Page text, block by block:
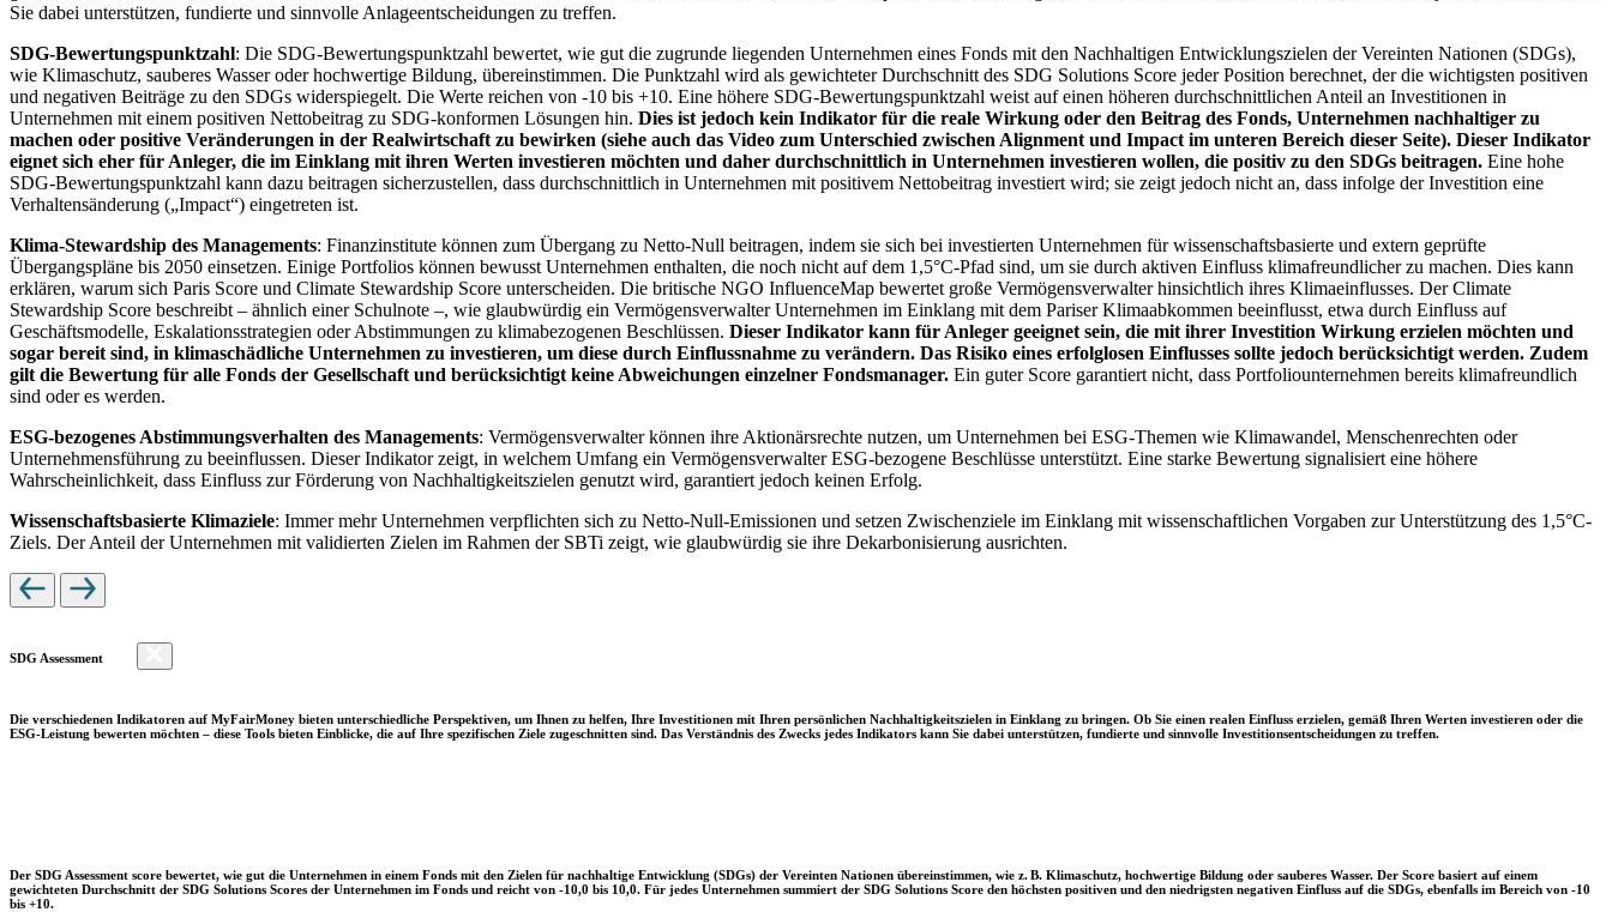
Sie dabei unterstützen, fundierte und sinnvolle Anlageentscheidungen zu treffen.
SDG-Bewertungspunktzahl: Die SDG-Bewertungspunktzahl bewertet, wie gut die zugrunde liegenden Unternehmen eines Fonds mit den Nachhaltigen Entwicklungszielen der Vereinten Nationen (SDGs),
wie Klimaschutz, sauberes Wasser oder hochwertige Bildung, übereinstimmen. Die Punktzahl wird als gewichteter Durchschnitt des SDG Solutions Score jeder Position berechnet, der die wichtigsten positiven
und negativen Beiträge zu den SDGs widerspiegelt. Die Werte reichen von -10 bis +10. Eine höhere SDG-Bewertungspunktzahl weist auf einen höheren durchschnittlichen Anteil an Investitionen in
Unternehmen mit einem positiven Nettobeitrag zu SDG-konformen Lösungen hin. Dies ist jedoch kein Indikator für die reale Wirkung oder den Beitrag des Fonds, Unternehmen nachhaltiger zu
machen oder positive Veränderungen in der Realwirtschaft zu bewirken (siehe auch das Video zum Unterschied zwischen Alignment und Impact im unteren Bereich dieser Seite). Dieser Indikator
eignet sich eher für Anleger, die im Einklang mit ihren Werten investieren möchten und daher durchschnittlich in Unternehmen investieren wollen, die positiv zu den SDGs beitragen. Eine hohe
SDG-Bewertungspunktzahl kann dazu beitragen sicherzustellen, dass durchschnittlich in Unternehmen mit positivem Nettobeitrag investiert wird; sie zeigt jedoch nicht an, dass infolge der Investition eine
Verhaltensänderung („Impact“) eingetreten ist.
Klima-Stewardship des Managements: Finanzinstitute können zum Übergang zu Netto-Null beitragen, indem sie sich bei investierten Unternehmen für wissenschaftsbasierte und extern geprüfte
Übergangspläne bis 2050 einsetzen. Einige Portfolios können bewusst Unternehmen enthalten, die noch nicht auf dem 1,5°C-Pfad sind, um sie durch aktiven Einfluss klimafreundlicher zu machen. Dies kann
erklären, warum sich Paris Score und Climate Stewardship Score unterscheiden. Die britische NGO InfluenceMap bewertet große Vermögensverwalter hinsichtlich ihres Klimaeinflusses. Der Climate
Stewardship Score beschreibt – ähnlich einer Schulnote –, wie glaubwürdig ein Vermögensverwalter Unternehmen im Einklang mit dem Pariser Klimaabkommen beeinflusst, etwa durch Einfluss auf
Geschäftsmodelle, Eskalationsstrategien oder Abstimmungen zu klimabezogenen Beschlüssen. Dieser Indikator kann für Anleger geeignet sein, die mit ihrer Investition Wirkung erzielen möchten und
sogar bereit sind, in klimaschädliche Unternehmen zu investieren, um diese durch Einflussnahme zu verändern. Das Risiko eines erfolglosen Einflusses sollte jedoch berücksichtigt werden. Zudem
gilt die Bewertung für alle Fonds der Gesellschaft und berücksichtigt keine Abweichungen einzelner Fondsmanager. Ein guter Score garantiert nicht, dass Portfoliounternehmen bereits klimafreundlich
sind oder es werden.
ESG-bezogenes Abstimmungsverhalten des Managements: Vermögensverwalter können ihre Aktionärsrechte nutzen, um Unternehmen bei ESG-Themen wie Klimawandel, Menschenrechten oder
Unternehmensführung zu beeinflussen. Dieser Indikator zeigt, in welchem Umfang ein Vermögensverwalter ESG-bezogene Beschlüsse unterstützt. Eine starke Bewertung signalisiert eine höhere
Wahrscheinlichkeit, dass Einfluss zur Förderung von Nachhaltigkeitszielen genutzt wird, garantiert jedoch keinen Erfolg.
Wissenschaftsbasierte Klimaziele: Immer mehr Unternehmen verpflichten sich zu Netto-Null-Emissionen und setzen Zwischenziele im Einklang mit wissenschaftlichen Vorgaben zur Unterstützung des 1,5°C-
Ziels. Der Anteil der Unternehmen mit validierten Zielen im Rahmen der SBTi zeigt, wie glaubwürdig sie ihre Dekarbonisierung ausrichten.
SDG Assessment
Die verschiedenen Indikatoren auf MyFairMoney bieten unterschiedliche Perspektiven, um Ihnen zu helfen, Ihre Investitionen mit Ihren persönlichen Nachhaltigkeitszielen in Einklang zu bringen. Ob Sie einen realen Einfluss erzielen, gemäß Ihren Werten investieren oder die
ESG-Leistung bewerten möchten – diese Tools bieten Einblicke, die auf Ihre spezifischen Ziele zugeschnitten sind. Das Verständnis des Zwecks jedes Indikators kann Sie dabei unterstützen, fundierte und sinnvolle Investitionsentscheidungen zu treffen.
Der SDG Assessment score bewertet, wie gut die Unternehmen in einem Fonds mit den Zielen für nachhaltige Entwicklung (SDGs) der Vereinten Nationen übereinstimmen, wie z. B. Klimaschutz, hochwertige Bildung oder sauberes Wasser. Der Score basiert auf einem
gewichteten Durchschnitt der SDG Solutions Scores der Unternehmen im Fonds und reicht von -10,0 bis 10,0. Für jedes Unternehmen summiert der SDG Solutions Score den höchsten positiven und den niedrigsten negativen Einfluss auf die SDGs, ebenfalls im Bereich von -10
bis +10.